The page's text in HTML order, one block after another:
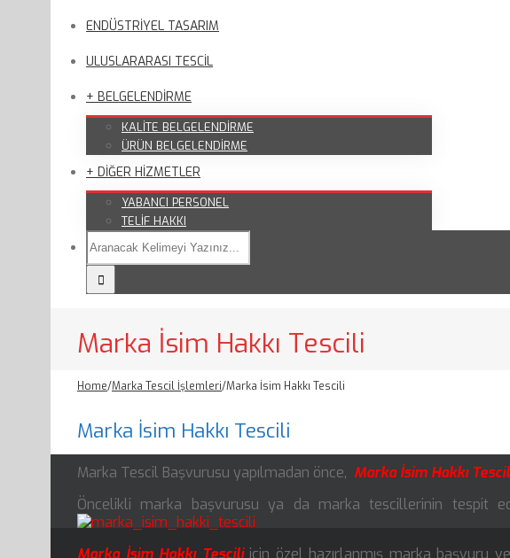
ENDÜSTRİYEL TASARIM
ULUSLARARASI TESCİL
+ BELGELENDİRME
KALİTE BELGELENDİRME
ÜRÜN BELGELENDİRME
+ DİĞER HİZMETLER
YABANCI PERSONEL
TELİF HAKKI
Marka İsim Hakkı Tescili
Home/Marka Tescil İşlemleri/Marka İsim Hakkı Tescili
Marka İsim Hakkı Tescili
Marka Tescil Başvurusu yapılmadan önce, Marka İsim Hakkı
Öncelikli marka başvurusu ya da marka tescillerinin tespit
Marka İsim Hakkı Tescili için özel hazırlanmış marka başvuru